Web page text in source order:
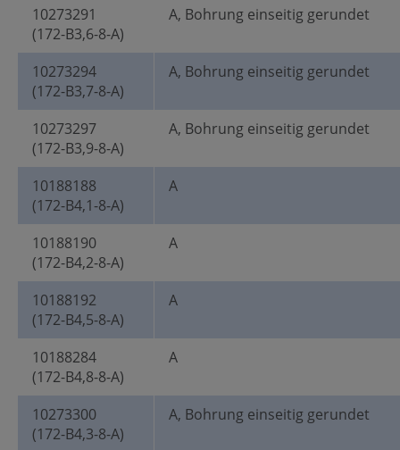
10273291
(172-B3,6-8-A)
A, Bohrung einseitig gerundet
10273294
(172-B3,7-8-A)
A, Bohrung einseitig gerundet
10273297
(172-B3,9-8-A)
A, Bohrung einseitig gerundet
10188188
(172-B4,1-8-A)
A
10188190
(172-B4,2-8-A)
A
10188192
(172-B4,5-8-A)
A
10188284
(172-B4,8-8-A)
A
10273300
(172-B4,3-8-A)
A, Bohrung einseitig gerundet